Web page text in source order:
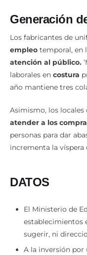
Generación
Los fabricantes de
empleo temporal, en
atención al público.
laborales en costura
año mantiene tres
Asimismo, los locales
atender a los
personas para dar
incrementa la víspera
DATOS
El Ministerio de
establecimientos
sugerir, ni
A la inversión por